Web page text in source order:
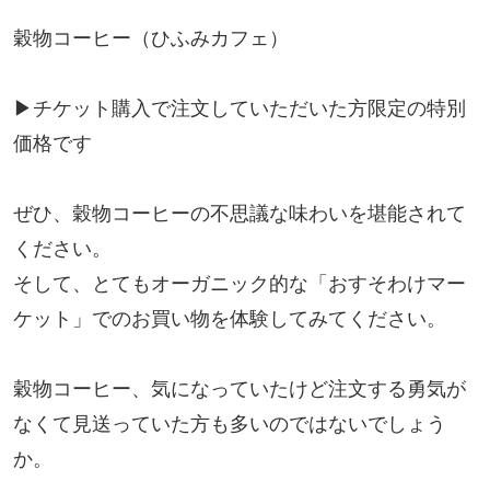
穀物コーヒー（ひふみカフェ）
▶︎チケット購入で注文していただいた方限定の特別
価格です
ぜひ、穀物コーヒーの不思議な味わいを堪能されて
ください。
そして、とてもオーガニック的な「おすそわけマー
ケット」でのお買い物を体験してみてください。
穀物コーヒー、気になっていたけど注文する勇気が
なくて見送っていた方も多いのではないでしょう
か。